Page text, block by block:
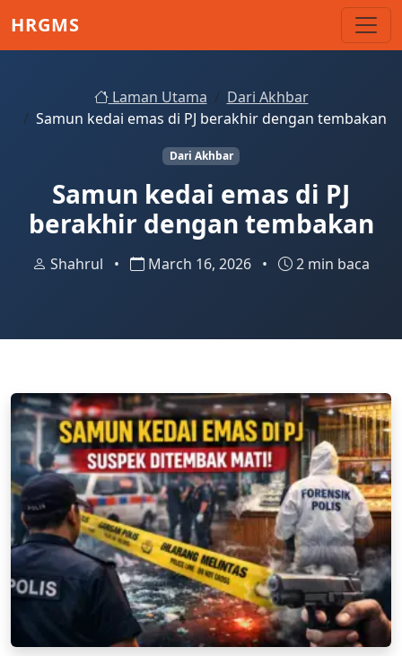
HRGMS
Laman Utama
Dari Akhbar
Samun kedai emas di PJ berakhir dengan tembakan
Dari Akhbar
Samun kedai emas di PJ
berakhir dengan tembakan
Shahrul • March 16, 2026 • 2 min baca